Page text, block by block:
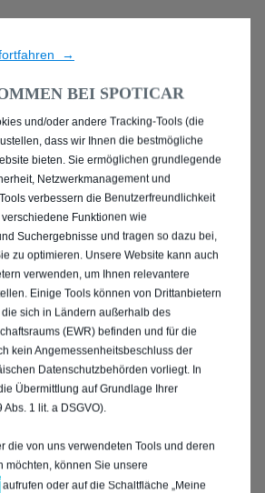
SIE ALLE
IN TRIER
→
BEI SPOTICAR
und/oder andere Tracking-Tools (die
dass wir Ihnen die bestmögliche
bieten. Sie ermöglichen grundlegende
Netzwerkmanagement und
verbessern die Benutzerfreundlichkeit
Funktionen wie
Suchergebnisse und tragen so dazu bei,
zu optimieren. Unsere Website kann auch
verwenden, um Ihnen relevantere
Einige Tools können von Drittanbietern
sich in Ländern außerhalb des
(EWR) befinden und für die
kein Angemessenheitsbeschluss der
Datenschutzbehörden vorliegt. In
Übermittlung auf Grundlage Ihrer
1 lit. a DSGVO).
die von uns verwendeten Tools und deren
möchten, können Sie unsere
aufrufen oder auf die Schaltfläche „Meine